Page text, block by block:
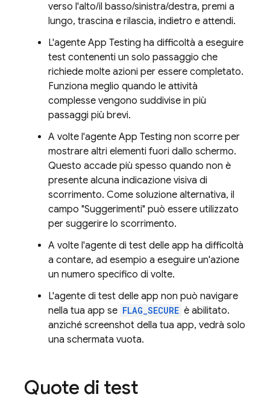
verso l'alto/il basso/sinistra/destra, premi a
lungo, trascina e rilascia, indietro e attendi.
L'agente App Testing ha difficoltà a eseguire
test contenenti un solo passaggio che
richiede molte azioni per essere completato.
Funziona meglio quando le attività
complesse vengono suddivise in più
passaggi più brevi.
A volte l'agente App Testing non scorre per
mostrare altri elementi fuori dallo schermo.
Questo accade più spesso quando non è
presente alcuna indicazione visiva di
scorrimento. Come soluzione alternativa, il
campo "Suggerimenti" può essere utilizzato
per suggerire lo scorrimento.
A volte l'agente di test delle app ha difficoltà
a contare, ad esempio a eseguire un'azione
un numero specifico di volte.
L'agente di test delle app non può navigare
nella tua app se FLAG_SECURE è abilitato.
anziché screenshot della tua app, vedrà solo
una schermata vuota.
Quote di test